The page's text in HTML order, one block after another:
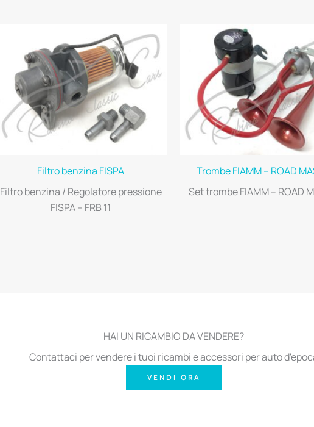
Filtro benzina FISPA
Filtro benzina / Regolatore pressione
FISPA – FRB 11
Trombe FIAMM – ROAD
Set trombe FIAMM – ROAD
HAI UN RICAMBIO DA VENDERE?
Contattaci per vendere i tuoi ricambi e accessori per auto
VENDI ORA